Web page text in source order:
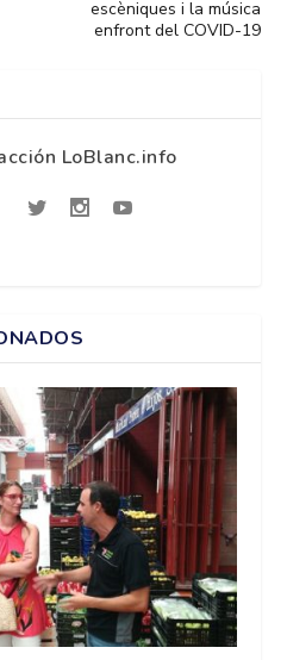
escèniques i la música
enfront del COVID-19
LoBlanc.info